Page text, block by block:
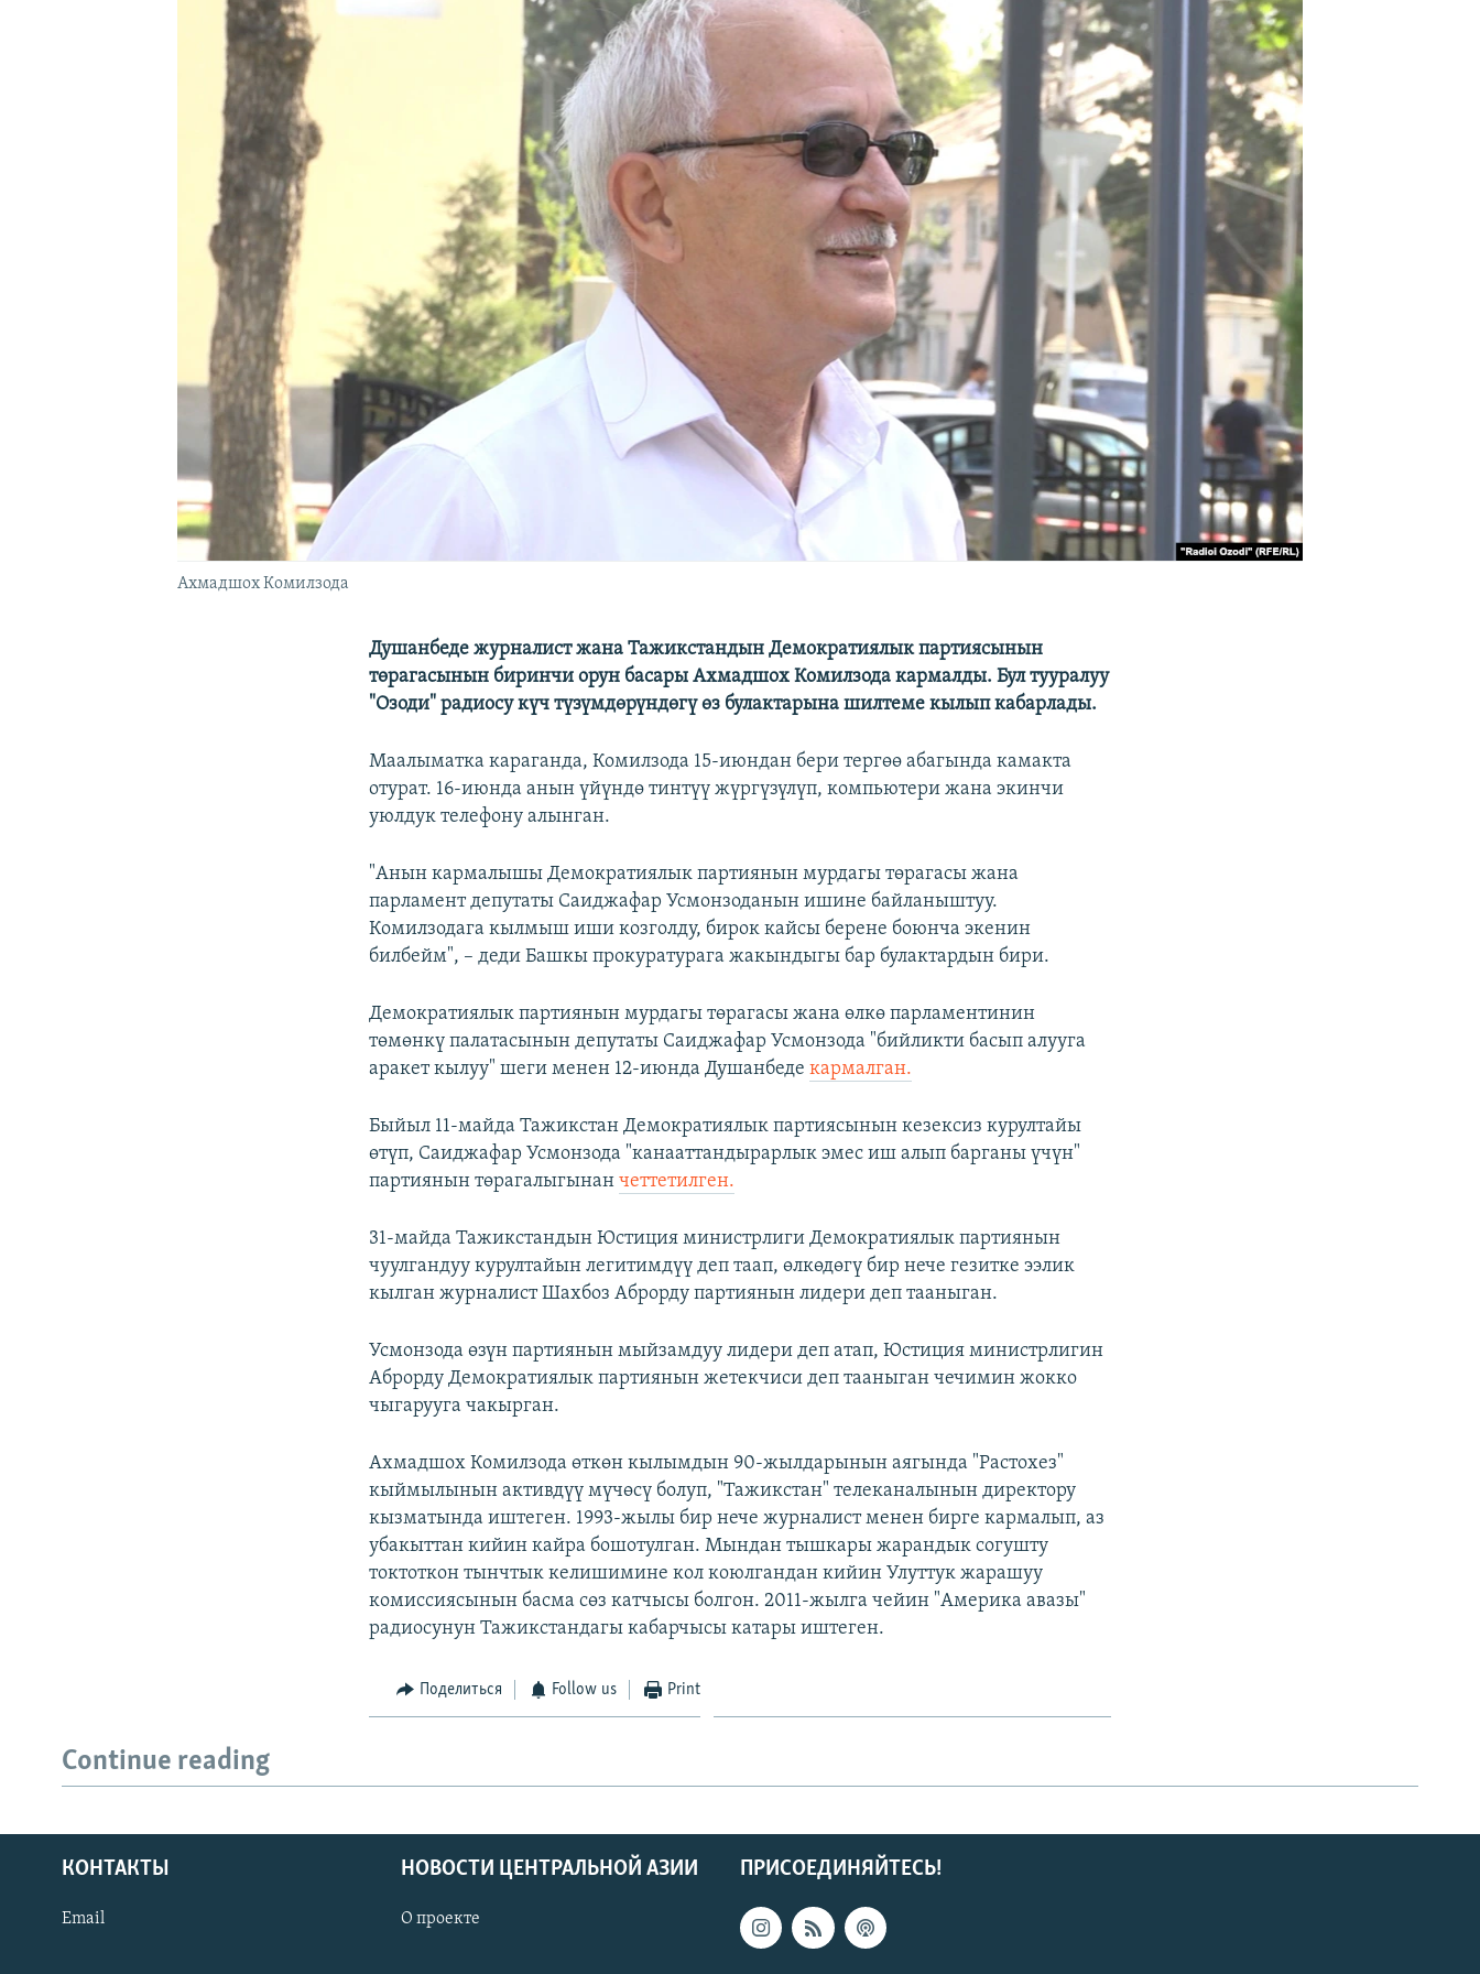
Ахмадшох Комилзода
Душанбеде журналист жана Тажикстандын Демократиялык партиясынын
төрагасынын биринчи орун басары Ахмадшох Комилзода кармалды. Бул тууралуу
"Озоди" радиосу күч түзүмдөрүндөгү өз булактарына шилтеме кылып кабарлады.
Маалыматка караганда, Комилзода 15-июндан бери тергөө абагында камакта
отурат. 16-июнда анын үйүндө тинтүү жүргүзүлүп, компьютери жана экинчи
уюлдук телефону алынган.
"Анын кармалышы Демократиялык партиянын мурдагы төрагасы жана
парламент депутаты Саиджафар Усмонзоданын ишине байланыштуу.
Комилзодага кылмыш иши козголду, бирок кайсы берене боюнча экенин
билбейм", – деди Башкы прокуратурага жакындыгы бар булактардын бири.
Демократиялык партиянын мурдагы төрагасы жана өлкө парламентинин
төмөнкү палатасынын депутаты Саиджафар Усмонзода "бийликти басып алууга
аракет кылуу" шеги менен 12-июнда Душанбедекармалган.
Быйыл 11-майда Тажикстан Демократиялык партиясынын кезексиз курултайы
өтүп, Саиджафар Усмонзода "канааттандырарлык эмес иш алып барганы үчүн"
партиянын төрагалыгынанчеттетилген.
31-майда Тажикстандын Юстиция министрлиги Демократиялык партиянын
чуулгандуу курултайын легитимдүү деп таап, өлкөдөгү бир нече гезитке ээлик
кылган журналист Шахбоз Аброрду партиянын лидери деп тааныган.
Усмонзода өзүн партиянын мыйзамдуу лидери деп атап, Юстиция министрлигин
Аброрду Демократиялык партиянын жетекчиси деп тааныган чечимин жокко
чыгарууга чакырган.
Ахмадшох Комилзода өткөн кылымдын 90-жылдарынын аягында "Растохез"
кыймылынын активдүү мүчөсү болуп, "Тажикстан" телеканалынын директору
кызматында иштеген. 1993-жылы бир нече журналист менен бирге кармалып, аз
убакыттан кийин кайра бошотулган. Мындан тышкары жарандык согушту
токтоткон тынчтык келишимине кол коюлгандан кийин Улуттук жарашуу
комиссиясынын басма сөз катчысы болгон. 2011-жылга чейин "Америка авазы"
радиосунун Тажикстандагы кабарчысы катары иштеген.
Поделиться Follow us Print
Continue reading
ПРИСОЕДИНЯЙТЕСЬ!
КОНТАКТЫ
Email
НОВОСТИ ЦЕНТРАЛЬНОЙ АЗИИ
О проекте